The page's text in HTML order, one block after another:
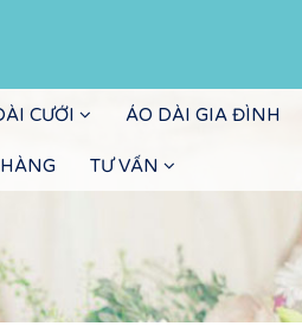
CƯỚI ÁO DÀI GIA ĐÌNH
TƯ VẤN